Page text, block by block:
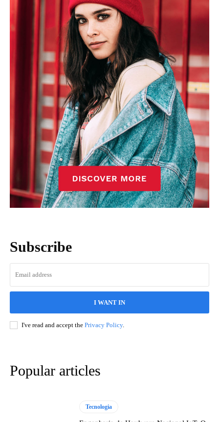
Subscribe
I WANT IN
I've read and accept the Privacy Policy.
Popular articles
Tecnologia